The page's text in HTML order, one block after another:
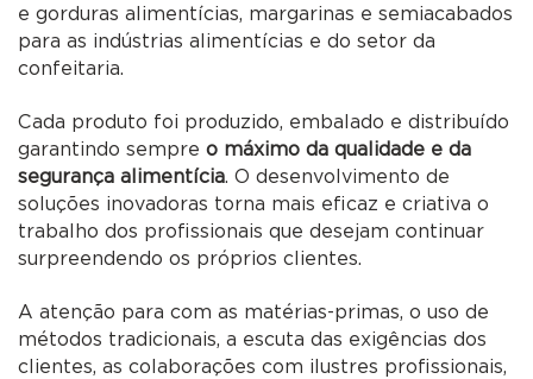
e gorduras alimentícias, margarinas e semiacabados
para as indústrias alimentícias e do setor da
confeitaria.
Cada produto foi produzido, embalado e distribuído
garantindo sempreo máximo da qualidade e da
segurança alimentícia. O desenvolvimento de
soluções inovadoras torna mais eficaz e criativa o
trabalho dos profissionais que desejam continuar
surpreendendo os próprios clientes.
A atenção para com as matérias-primas, o uso de
métodos tradicionais, a escuta das exigências dos
clientes, as colaborações com ilustres profissionais,